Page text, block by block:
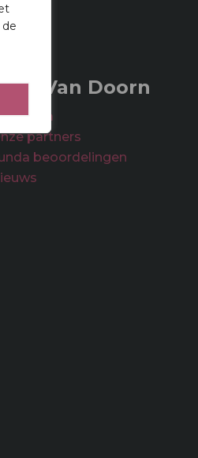
Van Doorn
team
partners
beoordelingen